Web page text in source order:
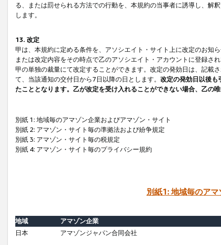
る、または罰せられる方法での行動を、本規約の当事者に誘導し、解
します。
13. 改定
甲は、本規約に定める条件を、アソシエイト・サイト上に改定のお知
または改定内容をその時点で乙のアソシエイト・アカウントに登録さ
甲の単独の裁量にて改定することができます。改定の発効日は、記載
て、当該通知の交付日から7日以降の日とします。 改定の発効日以後も
たこととなります。乙が改定を受け入れることができない場合、乙の
別紙 1: 地域毎のアマゾン企業およびアマゾン・サイト
別紙 2: アマゾン・サイト毎の準拠法および紛争規定
別紙 3: アマゾン・サイト毎の税規定
別紙 4: アマゾン・サイト毎のプライバシー規約
別紙1: 地域毎のア
地域
アマゾン企業
日本
アマゾンジャパン合同会社